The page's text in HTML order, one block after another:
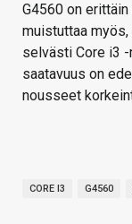
G4560 on
muistuttaa
selvästi Core i3
saatavuus on
nousseet
CORE I3 G4560